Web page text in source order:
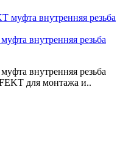
внутренняя резьба
внутренняя резьба
для монтажа и..